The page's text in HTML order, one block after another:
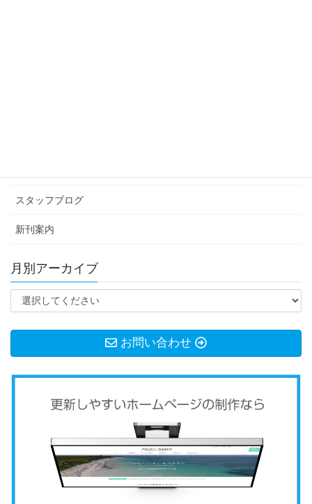
スタッフブログ
新刊案内
月別アーカイブ
お問い合わせ